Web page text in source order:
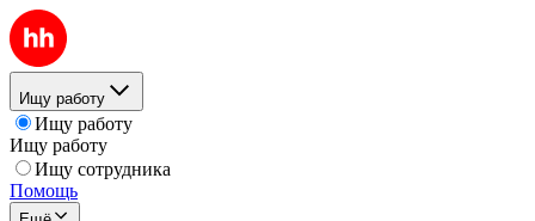
Ищу работу
Ищу работу
Ищу работу
Ищу сотрудника
Помощь